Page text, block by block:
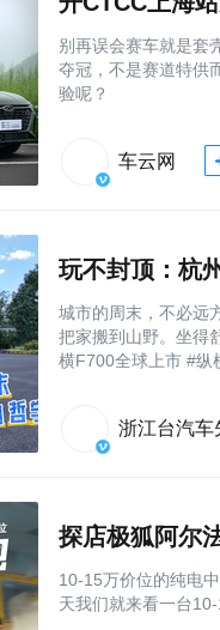
别再误会赛车就是套
夺冠，不是赛道特供
验呢？
车云网
玩不封顶：杭
城市的周末，不必远
把家搬到山野。坐得
横F700全球上市 #纵
浙江台汽车
探店极狐阿尔
10-15万价位的纯电
天我们就来看一台